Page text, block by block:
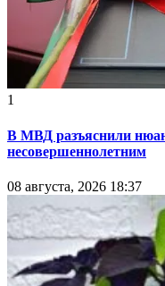
1
В МВД разъяснили
несовершеннолетним
08 августа, 2026 18:37